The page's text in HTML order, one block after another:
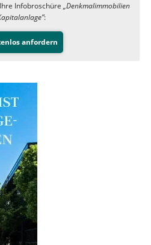
Infobroschüre „Denkmalimmobilien
:
anfordern